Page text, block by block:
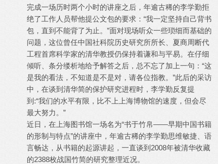
完成一场历时两个小时的讲座之后，年逾古稀的李学勤拒
绝了工作人员帮他提公文包的要求：“我一定坚持自己背书
包，直到不能背了为止。”面对现场听众一些琐细而基础的
问题，这位曾任中国社科院历史研究所所长、夏商周断代
工程首席科学家的清华教授仍保持着谦和与平易。在仔细
倾听、条分缕析地给予解答之后，总不忘了加上一句：“这
是我的看法，不知道是不是对，请各位指教。”此后的采访
中，在谈到清华简的保护研究进程时，李学勤反复提
到:“我们的水平有限，比不上上海博物馆的速度，但会尽
最大努力。”
近日，在上海图书馆一场名为“书于竹帛——早期中国书籍
的形制与特点”的讲座中，年逾古稀的李学勤思维敏捷、语
言畅达，从书籍的起源讲起，一直谈到2008年被清华收藏
的2388枚战国竹简的研究整理近况。